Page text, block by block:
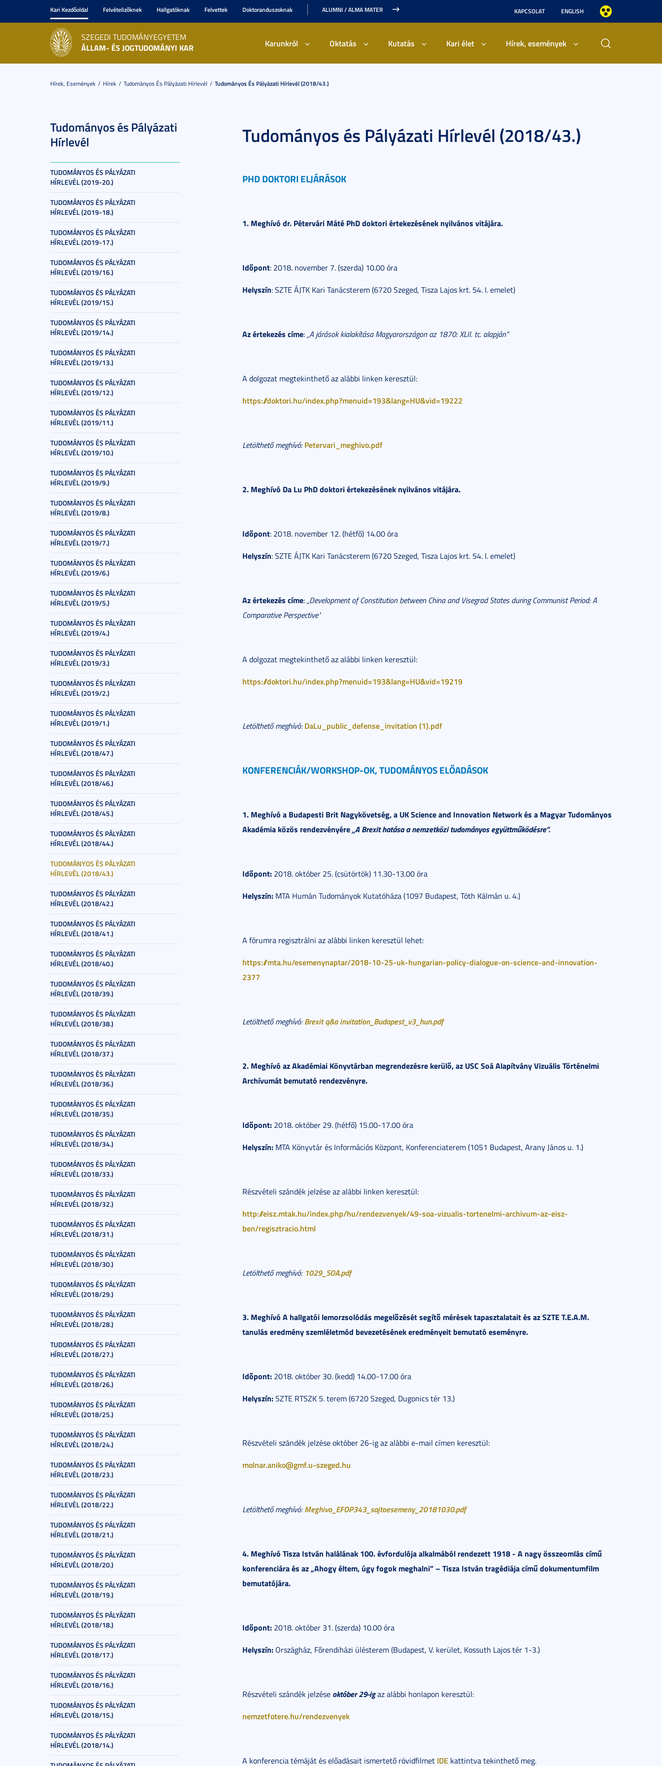
Kari Kezdőoldal Felvételizőknek Hallgatóknak Felvettek Doktoranduszoknak ALUMNI / ALMA MATER KAPCSOLAT ENGLISH
SZEGEDI TUDOMÁNYEGYETEM
ÁLLAM- ÉS JOGTUDOMÁNYI KAR Karunkról Oktatás Kutatás Kari élet Hírek, események
Hírek, Események Hírek Tudományos És Pályázati Hírlevél Tudományos És Pályázati Hírlevél (2018/43.)
Tudományos és Pályázati
Hírlevél
TUDOMÁNYOS ÉS PÁLYÁZATI
HÍRLEVÉL (2019-20.)
TUDOMÁNYOS ÉS PÁLYÁZATI
HÍRLEVÉL (2019-18.)
TUDOMÁNYOS ÉS PÁLYÁZATI
HÍRLEVÉL (2019-17.)
TUDOMÁNYOS ÉS PÁLYÁZATI
HÍRLEVÉL (2019/16.)
TUDOMÁNYOS ÉS PÁLYÁZATI
HÍRLEVÉL (2019/15.)
TUDOMÁNYOS ÉS PÁLYÁZATI
HÍRLEVÉL (2019/14.)
TUDOMÁNYOS ÉS PÁLYÁZATI
HÍRLEVÉL (2019/13.)
TUDOMÁNYOS ÉS PÁLYÁZATI
HÍRLEVÉL (2019/12.)
TUDOMÁNYOS ÉS PÁLYÁZATI
HÍRLEVÉL (2019/11.)
TUDOMÁNYOS ÉS PÁLYÁZATI
HÍRLEVÉL (2019/10.)
TUDOMÁNYOS ÉS PÁLYÁZATI
HÍRLEVÉL (2019/9.)
TUDOMÁNYOS ÉS PÁLYÁZATI
HÍRLEVÉL (2019/8.)
TUDOMÁNYOS ÉS PÁLYÁZATI
HÍRLEVÉL (2019/7.)
TUDOMÁNYOS ÉS PÁLYÁZATI
HÍRLEVÉL (2019/6.)
TUDOMÁNYOS ÉS PÁLYÁZATI
HÍRLEVÉL (2019/5.)
TUDOMÁNYOS ÉS PÁLYÁZATI
HÍRLEVÉL (2019/4.)
TUDOMÁNYOS ÉS PÁLYÁZATI
HÍRLEVÉL (2019/3.)
TUDOMÁNYOS ÉS PÁLYÁZATI
HÍRLEVÉL (2019/2.)
TUDOMÁNYOS ÉS PÁLYÁZATI
HÍRLEVÉL (2019/1.)
TUDOMÁNYOS ÉS PÁLYÁZATI
HÍRLEVÉL (2018/47.)
TUDOMÁNYOS ÉS PÁLYÁZATI
HÍRLEVÉL (2018/46.)
TUDOMÁNYOS ÉS PÁLYÁZATI
HÍRLEVÉL (2018/45.)
TUDOMÁNYOS ÉS PÁLYÁZATI
HÍRLEVÉL (2018/44.)
TUDOMÁNYOS ÉS PÁLYÁZATI
HÍRLEVÉL (2018/43.)
TUDOMÁNYOS ÉS PÁLYÁZATI
HÍRLEVÉL (2018/42.)
TUDOMÁNYOS ÉS PÁLYÁZATI
HÍRLEVÉL (2018/41.)
TUDOMÁNYOS ÉS PÁLYÁZATI
HÍRLEVÉL (2018/40.)
TUDOMÁNYOS ÉS PÁLYÁZATI
HÍRLEVÉL (2018/39.)
TUDOMÁNYOS ÉS PÁLYÁZATI
HÍRLEVÉL (2018/38.)
TUDOMÁNYOS ÉS PÁLYÁZATI
HÍRLEVÉL (2018/37.)
TUDOMÁNYOS ÉS PÁLYÁZATI
HÍRLEVÉL (2018/36.)
TUDOMÁNYOS ÉS PÁLYÁZATI
HÍRLEVÉL (2018/35.)
TUDOMÁNYOS ÉS PÁLYÁZATI
HÍRLEVÉL (2018/34.)
TUDOMÁNYOS ÉS PÁLYÁZATI
HÍRLEVÉL (2018/33.)
TUDOMÁNYOS ÉS PÁLYÁZATI
HÍRLEVÉL (2018/32.)
TUDOMÁNYOS ÉS PÁLYÁZATI
HÍRLEVÉL (2018/31.)
TUDOMÁNYOS ÉS PÁLYÁZATI
HÍRLEVÉL (2018/30.)
TUDOMÁNYOS ÉS PÁLYÁZATI
HÍRLEVÉL (2018/29.)
TUDOMÁNYOS ÉS PÁLYÁZATI
HÍRLEVÉL (2018/28.)
TUDOMÁNYOS ÉS PÁLYÁZATI
HÍRLEVÉL (2018/27.)
TUDOMÁNYOS ÉS PÁLYÁZATI
HÍRLEVÉL (2018/26.)
TUDOMÁNYOS ÉS PÁLYÁZATI
HÍRLEVÉL (2018/25.)
TUDOMÁNYOS ÉS PÁLYÁZATI
HÍRLEVÉL (2018/24.)
TUDOMÁNYOS ÉS PÁLYÁZATI
HÍRLEVÉL (2018/23.)
TUDOMÁNYOS ÉS PÁLYÁZATI
HÍRLEVÉL (2018/22.)
TUDOMÁNYOS ÉS PÁLYÁZATI
HÍRLEVÉL (2018/21.)
TUDOMÁNYOS ÉS PÁLYÁZATI
HÍRLEVÉL (2018/20.)
TUDOMÁNYOS ÉS PÁLYÁZATI
HÍRLEVÉL (2018/19.)
TUDOMÁNYOS ÉS PÁLYÁZATI
HÍRLEVÉL (2018/18.)
TUDOMÁNYOS ÉS PÁLYÁZATI
HÍRLEVÉL (2018/17.)
TUDOMÁNYOS ÉS PÁLYÁZATI
HÍRLEVÉL (2018/16.)
TUDOMÁNYOS ÉS PÁLYÁZATI
HÍRLEVÉL (2018/15.)
TUDOMÁNYOS ÉS PÁLYÁZATI
HÍRLEVÉL (2018/14.)
Tudományos és Pályázati Hírlevél (2018/43.)
PHD DOKTORI ELJÁRÁSOK
1. Meghívó dr. Pétervári Máté PhD doktori értekezésének nyilvános vitájára.
Időpont: 2018. november 7. (szerda) 10.00 óra
Helyszín: SZTE ÁJTK Kari Tanácsterem (6720 Szeged, Tisza Lajos krt. 54. I. emelet)
Az értekezés címe:„A járások kialakítása Magyarországon az 1870: XLII. tc. alapján”
A dolgozat megtekinthető az alábbi linken keresztül:
https://doktori.hu/index.php?menuid=193&lang=HU&vid=19222
Letölthető meghívó: Petervari_meghivo.pdf
2. Meghívó Da Lu PhD doktori értekezésének nyilvános vitájára.
Időpont: 2018. november 12. (hétfő) 14.00 óra
Helyszín: SZTE ÁJTK Kari Tanácsterem (6720 Szeged, Tisza Lajos krt. 54. I. emelet)
Az értekezés címe:„Development of Constitution between China and Visegrad States during Communist Period: A
Comparative Perspective"
A dolgozat megtekinthető az alábbi linken keresztül:
https://doktori.hu/index.php?menuid=193&lang=HU&vid=19219
Letölthető meghívó: DaLu_public_defense_invitation (1).pdf
KONFERENCIÁK/WORKSHOP-OK, TUDOMÁNYOS ELŐADÁSOK
1. Meghívó a Budapesti Brit Nagykövetség, a UK Science and Innovation Network és a Magyar Tudományos
Akadémia közös rendezvényére„A Brexit hatása a nemzetközi tudományos együttműködésre”.
Időpont: 2018. október 25. (csütörtök) 11.30-13.00 óra
Helyszín: MTA Humán Tudományok Kutatóháza (1097 Budapest, Tóth Kálmán u. 4.)
A fórumra regisztrálni az alábbi linken keresztül lehet:
https://mta.hu/esemenynaptar/2018-10-25-uk-hungarian-policy-dialogue-on-science-and-innovation-
2377
Letölthető meghívó:Brexit q&a invitation_Budapest_v3_hun.pdf
2. Meghívó az Akadémiai Könyvtárban megrendezésre kerülő, az USC Soá Alapítvány Vizuális Történelmi
Archívumát bemutató rendezvényre.
Időpont: 2018. október 29. (hétfő) 15.00-17.00 óra
Helyszín: MTA Könyvtár és Információs Központ, Konferenciaterem (1051 Budapest, Arany János u. 1.)
Részvételi szándék jelzése az alábbi linken keresztül:
http://eisz.mtak.hu/index.php/hu/rendezvenyek/49-soa-vizualis-tortenelmi-archivum-az-eisz-
ben/regisztracio.html
Letölthető meghívó: 1029_SOA.pdf
3. Meghívó A hallgatói lemorzsolódás megelőzését segítő mérések tapasztalatait és az SZTE T.E.A.M.
tanulás eredmény szemléletmód bevezetésének eredményeit bemutató eseményre.
Időpont: 2018. október 30. (kedd) 14.00-17.00 óra
Helyszín:SZTE RTSZK 5. terem (6720 Szeged, Dugonics tér 13.)
Részvételi szándék jelzése október 26-ig az alábbi e-mail címen keresztül:
molnar.aniko@gmf.u-szeged.hu
Letölthető meghívó:Meghivo_EFOP343_sajtoesemeny_20181030.pdf
4. Meghívó Tisza István halálának 100. évfordulója alkalmából rendezett 1918 - A nagy összeomlás című
konferenciára és az „Ahogy éltem, úgy fogok meghalni” – Tisza István tragédiája című dokumentumfilm
bemutatójára.
Időpont: 2018. október 31. (szerda) 10.00 óra
Helyszín: Országház, Főrendiházi ülésterem (Budapest, V. kerület, Kossuth Lajos tér 1-3.)
Részvételi szándék jelzése október 29-igaz alábbi honlapon keresztül:
nemzetfotere.hu/rendezvenyek
A konferencia témáját és előadásait ismertető rövidfilmet IDE kattintva tekinthető meg.